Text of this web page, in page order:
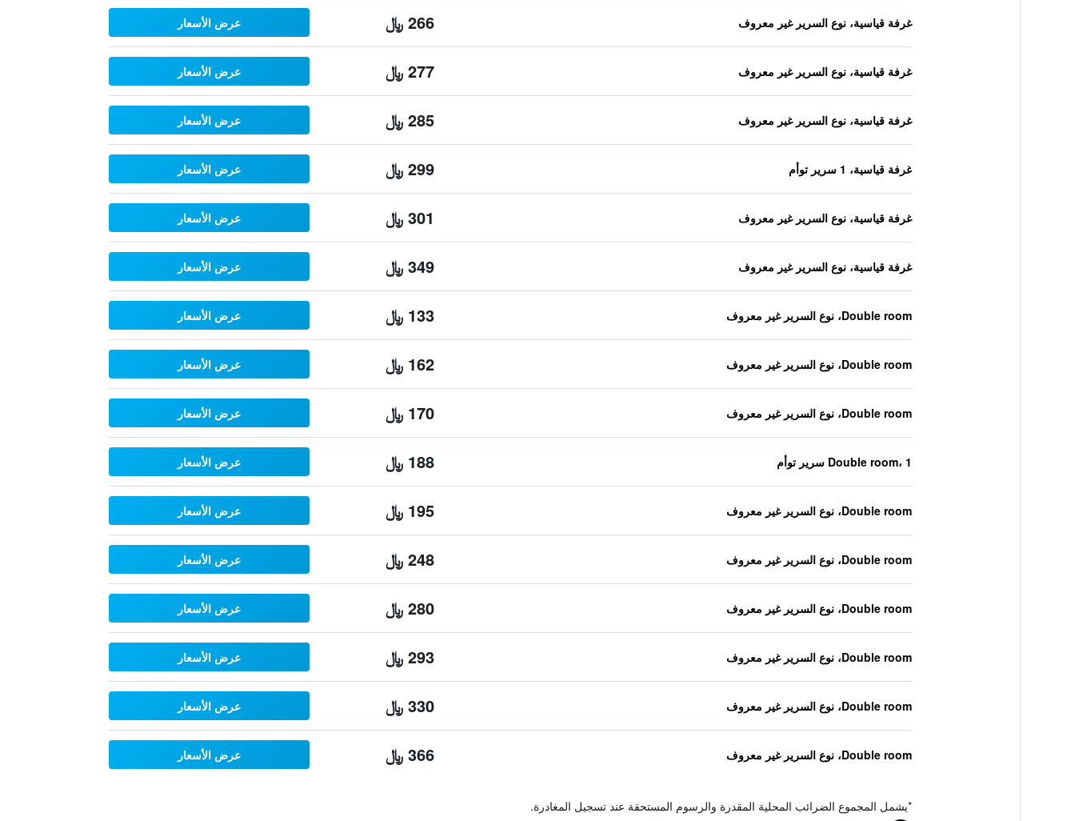
غرفة قياسية، نوع السرير غير معروف 266 ﷼ عرض الأسعار
غرفة قياسية، نوع السرير غير معروف 277 ﷼ عرض الأسعار
غرفة قياسية، نوع السرير غير معروف 285 ﷼ عرض الأسعار
غرفة قياسية، 1 سرير توأم 299 ﷼ عرض الأسعار
غرفة قياسية، نوع السرير غير معروف 301 ﷼ عرض الأسعار
غرفة قياسية، نوع السرير غير معروف 349 ﷼ عرض الأسعار
Double room، نوع السرير غير معروف 133 ﷼ عرض الأسعار
Double room، نوع السرير غير معروف 162 ﷼ عرض الأسعار
Double room، نوع السرير غير معروف 170 ﷼ عرض الأسعار
Double room، 1 سرير توأم 188 ﷼ عرض الأسعار
Double room، نوع السرير غير معروف 195 ﷼ عرض الأسعار
Double room، نوع السرير غير معروف 248 ﷼ عرض الأسعار
Double room، نوع السرير غير معروف 280 ﷼ عرض الأسعار
Double room، نوع السرير غير معروف 293 ﷼ عرض الأسعار
Double room، نوع السرير غير معروف 330 ﷼ عرض الأسعار
Double room، نوع السرير غير معروف 366 ﷼ عرض الأسعار
*يشمل المجموع الضرائب المحلية المقدرة والرسوم المستحقة عند تسجيل المغادرة.